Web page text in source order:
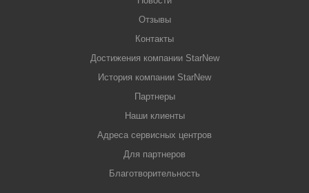
Отзывы
Контакты
Достижения компании StarNew
История компании StarNew
Партнеры
Наши клиенты
Адреса сервисных центров
Для партнеров
Благотворительность